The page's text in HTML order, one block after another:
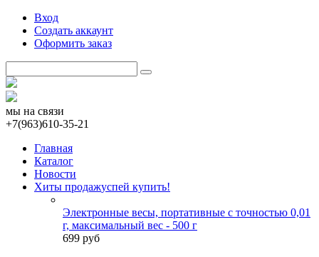
Вход
Создать аккаунт
Оформить заказ
мы на связи
+7(963)610-35-21
Главная
Каталог
Новости
Хиты продажуспей купить!
Электронные весы, портативные с точностью 0,01
г, максимальный вес - 500 г
699 руб